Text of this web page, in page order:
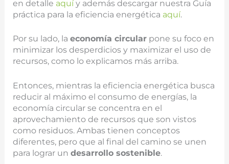
en detalle aquíy además descargar nuestra Guía
práctica para la eficiencia energética aquí.
Por su lado, la economía circularpone su foco en
minimizar los desperdicios y maximizar el uso de
recursos, como lo explicamos más arriba.
Entonces, mientras la eficiencia energética busca
reducir al máximo el consumo de energías, la
economía circular se concentra en el
aprovechamiento de recursos que son vistos
como residuos. Ambas tienen conceptos
diferentes, pero que al final del camino se unen
para lograr un desarrollo sostenible.